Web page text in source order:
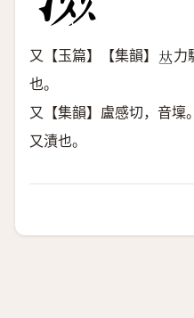
又【玉篇】【集韻】 𠀤力
也。
又【集韻】盧感切，音壈
又漬也。